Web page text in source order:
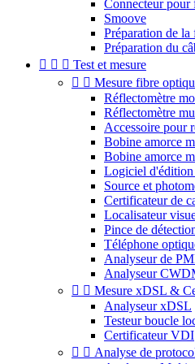
Connecteur pour
Smoove
Préparation de la
Préparation du
   Test et mesure
  Mesure fibre
Réflectomètre
Réflectomètre
Accessoire pour
Bobine amorce
Bobine amorce
Logiciel d'édition
Source et
Certificateur de
Localisateur
Pince de
Téléphone
Analyseur de
Analyseur
  Mesure xDSL &
Analyseur xDSL
Testeur boucle
Certificateur VDI
  Analyse de